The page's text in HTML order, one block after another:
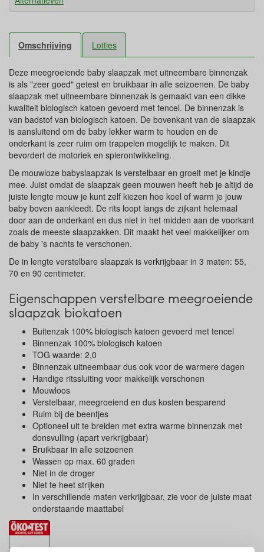
Omschrijving Lotties
Deze meegroeiende baby slaapzak met uitneembare binnenzak
is als "zeer goed" getest en bruikbaar in alle seizoenen. De baby
slaapzak met uitneembare binnenzak is gemaakt van een dikke
kwaliteit biologisch katoen gevoerd met tencel. De binnenzak is
van badstof van biologisch katoen. De bovenkant van de slaapzak
is aansluitend om de baby lekker warm te houden en de
onderkant is zeer ruim om trappelen mogelijk te maken. Dit
bevordert de motoriek en spierontwikkeling.
De mouwloze babyslaapzak is verstelbaar en groeit met je kindje
mee. Juist omdat de slaapzak geen mouwen heeft heb je altijd de
juiste lengte mouw je kunt zelf kiezen hoe koel of warm je jouw
baby boven aankleedt. De rits loopt langs de zijkant helemaal
door aan de onderkant en dus niet in het midden aan de voorkant
zoals de meeste slaapzakken. Dit maakt het veel makkelijker om
de baby 's nachts te verschonen.
De in lengte verstelbare slaapzak is verkrijgbaar in 3 maten: 55,
70 en 90 centimeter.
Eigenschappen verstelbare meegroeiende
slaapzak biokatoen
Buitenzak 100% biologisch katoen gevoerd met tencel
Binnenzak 100% biologisch katoen
TOG waarde: 2,0
Binnenzak uitneembaar dus ook voor de warmere dagen
Handige ritssluiting voor makkelijk verschonen
Mouwloos
Verstelbaar, meegroeiend en dus kosten besparend
Ruim bij de beentjes
Optioneel uit te breiden met extra warme binnenzak met
donsvulling (apart verkrijgbaar)
Bruikbaar in alle seizoenen
Wassen op max. 60 graden
Niet in de droger
Niet te heet strijken
In verschillende maten verkrijgbaar, zie voor de juiste maat
onderstaande maattabel